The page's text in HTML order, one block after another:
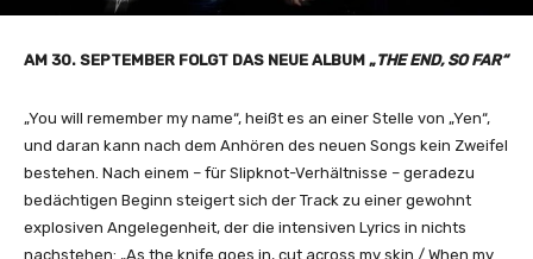
AM 30. SEPTEMBER FOLGT DAS NEUE ALBUM „THE END, SO FAR“
„You will remember my name“, heißt es an einer Stelle von „Yen“,
und daran kann nach dem Anhören des neuen Songs kein Zweifel
bestehen. Nach einem – für Slipknot-Verhältnisse – geradezu
bedächtigen Beginn steigert sich der Track zu einer gewohnt
explosiven Angelegenheit, der die intensiven Lyrics in nichts
nachstehen: „As the knife goes in, cut across my skin / When my